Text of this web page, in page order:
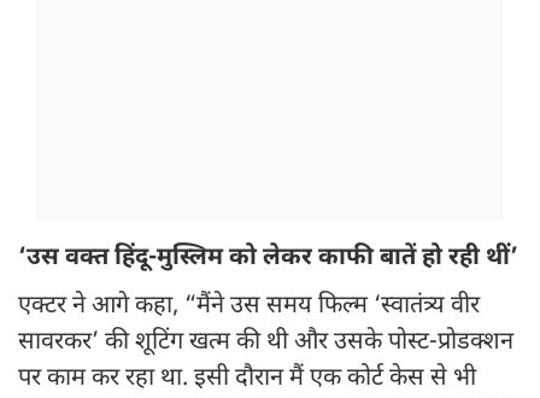
‘उस वक्त हिंदू-मुस्लिम को लेकर काफी बातें हो रही थीं’
एक्टर ने आगे कहा, “मैंने उस समय फिल्म ‘स्वातंत्र्य वीर
सावरकर’ की शूटिंग खत्म की थी और उसके पोस्ट-प्रोडक्शन
पर काम कर रहा था. इसी दौरान मैं एक कोर्ट केस से भी